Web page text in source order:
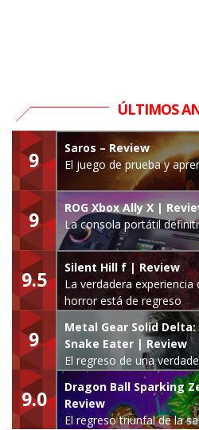
ÚLTIMOS
9
Saros – Review
El juego de prueba y
9
ROG Xbox Ally X |
La consola portátil
9.5
Silent Hill f | Review
La verdadera experiencia
horror está de regreso
9
Metal Gear Solid Delta:
Snake Eater | Review
El regreso de una
leyenda
9.0
Dragon Ball Sparking
Review
El regreso triunfal de la